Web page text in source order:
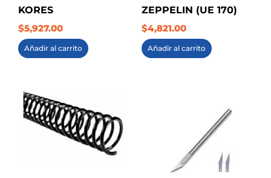
KORES
$5,927.00
Añadir al carrito
ZEPPELIN (UE 170)
$4,821.00
Añadir al carrito